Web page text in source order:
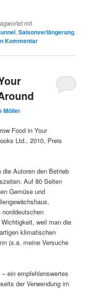
mit
,Saisonverlängerung,
Kommentar
Möller
Food in Your
Ltd., 2010, Preis
Autoren den Betrieb
Auf 80 Seiten
Gemüse und
weil man die
klimatischen
(s.a. meine Versuche
ein empfehlenswertes
der Verwendung im